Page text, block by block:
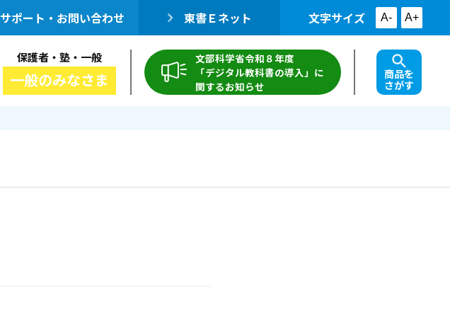
サポート・お問い合わせ 東書Ｅネット 文字サイズ A- A+
保護者・塾・一般
一般のみなさま
文部科学省令和８年度
「デジタル教科書の導入」に
関するお知らせ
商品を
さがす